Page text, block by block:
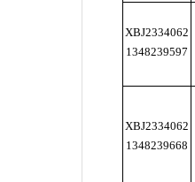
XBJ2334062
1348239597
XBJ2334062
1348239668